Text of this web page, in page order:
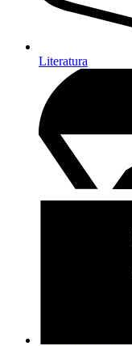
Literatura